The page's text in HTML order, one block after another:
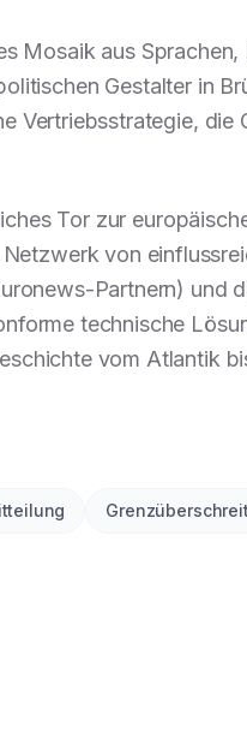
Mosaik aus Sprachen,
Gestalter in
Vertriebsstrategie, die
Tor zur
von
Partnern) und
technische
vom Atlantik